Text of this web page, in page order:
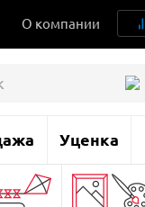
О компании
Уценка